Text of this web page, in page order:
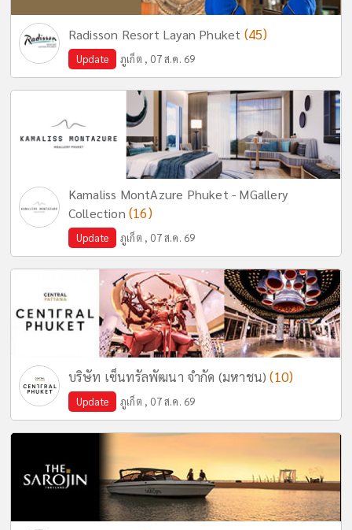
Radisson Resort Layan Phuket (45)
Update ภูเก็ต , 07 ส.ค. 69
Kamaliss MontAzure Phuket - MGallery
Collection (16)
Update ภูเก็ต , 07 ส.ค. 69
บริษัท เซ็นทรัลพัฒนา จำกัด (มหาชน)(10)
Update ภูเก็ต , 07 ส.ค. 69